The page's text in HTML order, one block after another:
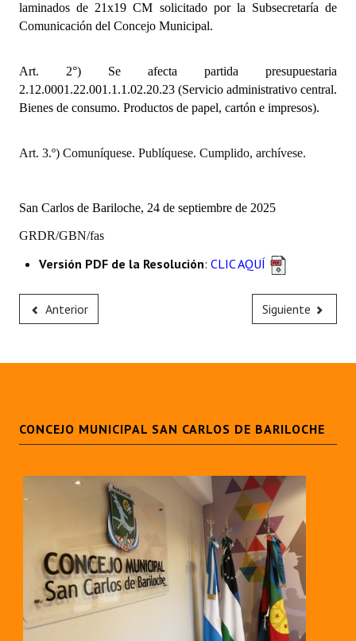
Audiencias Públicas - Registro
Periodistas Decanos - Registro
Banca del Vecino - Registro
Antiguos Pobladores - Registro
Entrega de distinciones
laminados de 21x19 CM solicitado por la Subsecretaría de
Comunicación del Concejo Municipal.
Art. 2°) Se afecta partida presupuestaria
2.12.0001.22.001.1.1.02.20.23 (Servicio administrativo central.
Bienes de consumo. Productos de papel, cartón e impresos).
Art. 3.º) Comuníquese. Publíquese. Cumplido, archívese.
San Carlos de Bariloche, 24 de septiembre de 2025
GRDR/GBN/fas
Versión PDF de la Resolución: CLIC AQUÍ
Anterior Siguiente
CONCEJO MUNICIPAL SAN CARLOS DE BARILOCHE